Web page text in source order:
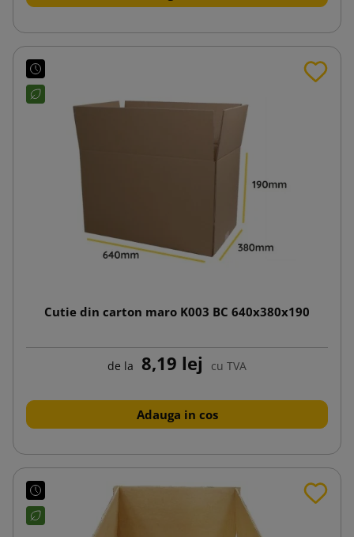
Cutie din carton maro K003 BC 640x380x190
de la 8,19 lej cu TVA
Adauga in cos